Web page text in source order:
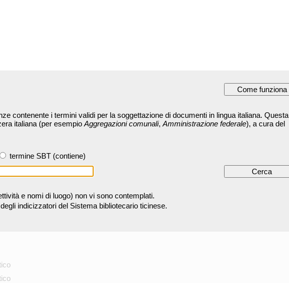
contenente i termini validi per la soggettazione di documenti in lingua italiana. Questa
italiana (per esempio Aggregazioni comunali, Amministrazione federale), a cura del
termine SBT (contiene)
e nomi di luogo) non vi sono contemplati.
indicizzatori del Sistema bibliotecario ticinese.